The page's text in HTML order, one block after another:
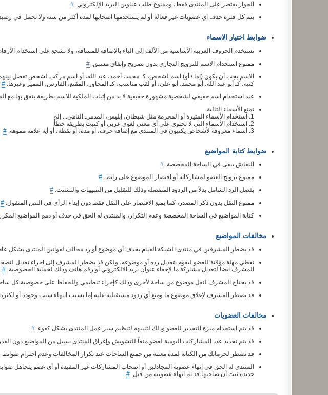
الحوار يقتصر على المنتدى فقط، وممنوع طلب عناوين البريد الإلكتروني. #
يتم كل فترة حذف اي عضويات غير فعالة أو لم يستخدمها اصحابها لمدة أكثر من سنة ولا تحمل في
ضوابط اختيار الاسماء
تستخدم الحروف العربية الأساسية من الألف إلى الياء بالإضافة للمسافة، ولا نشجع على استخدام
ممنوع استخدام الاسم للترويج التجاري بدون تصريح وإتفاق مسبق. #
الاسم يجب أن يكون (إما / أو) اسم لشخص، كـ محمد، أحمد، عبد الله، أو اسم مركب لشخص تفصل بينهم
كنية، كـ أبو عبد الله، أبو محمد، أبو علي، أو لقب مناسب، كـ المحاور، المقنع، الفارس، المميز وغيرها. #
عند استخدام اسم حقيقي لشخصية مشهورة حقيقية لا بد من إثبات الملكية للاسم بطريقة يتفق بها مع
تمنع الأسماء التالية:
1. استخدام الأسماء المثيرة أو المحرمة مثل شيطان، إبليس، المدمرـ الناهي... إلخ
2. استخدام الأسماء التي لا تحتوي على أي معنى لغوي عربي أو كتبت بطريقه خطأ.
3. أسماء معروفة لأشخاص يكتبون في المنتدى مع إضافة حرف، أو مدة، أو نقطة، أو أية علامة مموهة.
#
ضوابط كتابة المواضيع
النقاش يبقى في الساحة المخصصة. #
ممنوع ترويج العضو لمشاركاته أو اقتصار الموضوع على رابط. #
يفضل الرد الشامل بدلاً من الردود المنفصلة وذلك للتقليل من التنبيهات والتشتت. #
ممنوع النقل بدون ذكر المصدر، كما يمنع الاقتصار على النقل فقط دون إبداء الرأي في النص المنقول. #
كتابة المواضيع في الساحة المخصصة وعدم التكرار، والمنتدى له الحق في حذف أو دمج المواضيع
مخالفات المواضيع
قد يضطر المشرفين في منتدى الشبكة القيام بحذف أي موضوع أو رد مخالف لقوانين المنتدى بشكل
نعطي مهلة مؤقتة للعضو ليقوم بتعديل رده أو موضوعه، ولكن قد يضطر المشرف إلى اجراء تعديل
المشرف ايضاً لتعديل مشاركة ما لإخفاء عنوان بريد الالكتروني أو رقم هاتف وذلك لحماية الخصوصية. #
قد يحتاج المشرف لنقل موضوع من ساحة لأخرى وذلك كإجراء تنظيمي وللحفاظ على خصوصية كل ساحة
قد يضطر المشرف لإغلاق موضوع ما ومنع أي ردود مستقبلية عليه إما بسبب انتهاء سبب وجوده أو لكثرة
مخالفات العضويات
قد يتم استخدام ميزة التحذير للعضو وذلك لتنبيهه لتنظيم سير عمل المنتدى بشكل كفوء. #
قد يتم تحديد عدد المشاركات اليومية لعضو منعاً للتشويش وإغراق المنتدى بسيل من المواضيع دون
قد نضطر لحرمانك من الكتابة لمدة معينة من جميع الساحات عند تكرار المخالفات وعدم احترام ضوابط
المنتدى له الحق في إنهاء عضوية المجادلين أو اصحاب المشاركات غير المفيدة أو أي عضو يتجاهل
جديدة ثبت أن صاحبها قد تم انهاء عضويته من قبل. #